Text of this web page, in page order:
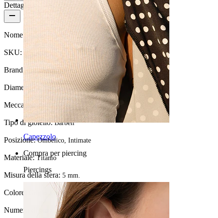
Capezzolo
Compra per piercing
Piercings
Dettagli del prodotto
Nome: Barra per ombelico in titanio con filettatura interna
SKU: Belly-10
Brand: Bodymod Premium
Diametro del filo:1.6 mm
Meccanismo di chiusura:Filettatura interna
Tipo di gioiello:Barbell
Posizione:Ombelico, Intimate
Materiale:Titanio
Misura della sfera: 5 mm.
Colore: Grigio argento
Numero di pezzi:1